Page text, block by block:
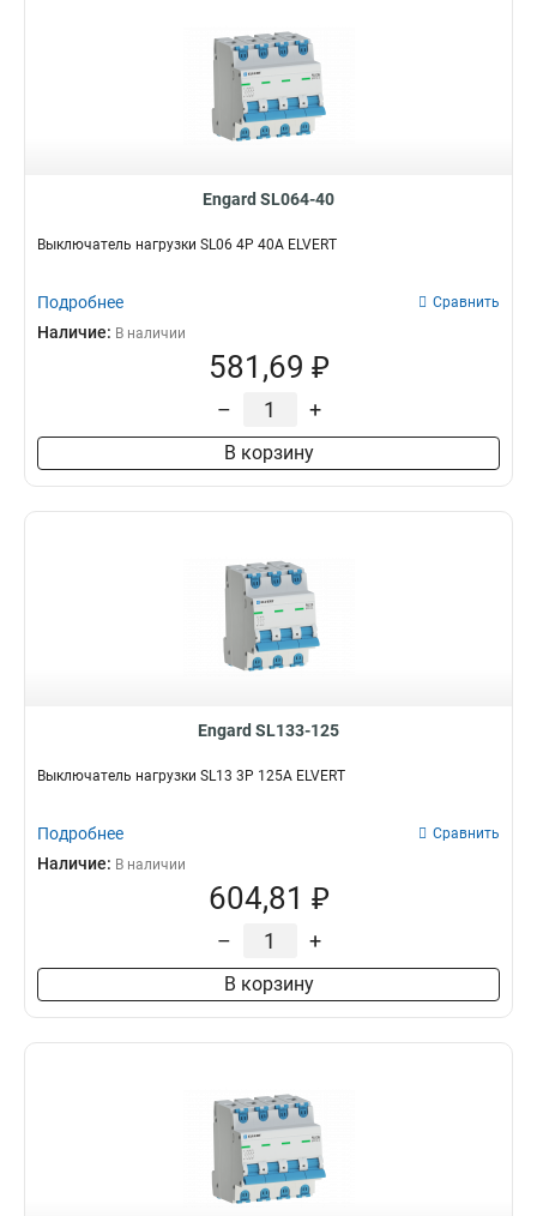
Engard SL064-40
Выключатель нагрузки SL06 4Р 40А ELVERT
Подробнее Сравнить
Наличие: В наличии
581,69 ₽
– +
В корзину
Engard SL133-125
Выключатель нагрузки SL13 3Р 125А ELVERT
Подробнее Сравнить
Наличие: В наличии
604,81 ₽
– +
В корзину